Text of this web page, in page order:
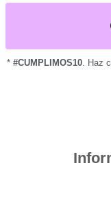
* #CUMPLIMOS10 . Haz